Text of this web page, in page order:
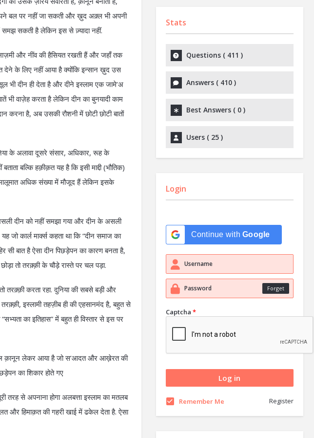
बल पर नहीं जा सकती और ख़ुद अक़्ल भी अपनी
सकती है लेकिन इस से ज़्यादा नहीं.
और नींव की हैसियत रखती हैं और जहाँ तक
देने के लिए नहीं आया है क्योंकि इन्सान ख़ुद उस
दीन ही देता है और दीने इस्लाम एक जामे’अ
भी वाज़ेह करता है लेकिन दीन का बुनयादी काम
करना है, अब उसकी रौशनी में छोटी छोटी बातों
के अलावा दूसरे संसार, अधिकार, रूह के
बल्कि हक़ीक़त यह है कि इसी माद्दी (भौतिक)
मालूमात अधिक संख्या में मौजूद हैं लेकिन इसके
दीन को नहीं समझा गया और दीन के असली
जो कार्ल मार्क्स कहता था कि “दीन समाज का
बात है ऐसा दीन पिछड़ेपन का कारण बनता है,
तो तरक़्क़ी के चौड़े रास्ते पर चल पड़ा.
तरक़्क़ी करता रहा. दुनिया की सबसे बड़ी और
इस्लामी तहज़ीब ही की एहसानमंद है, बहुत से
का इतिहास” में बहुत ही विस्तार से इस पर
क़ानून लेकर आया है जो स’आदत और आख़ेरत की
का शिकार होते गए
तरह से अपनाना होगा अलबत्ता इस्लाम का मतलब
और हिमाक़त की गहरी खाई में ढकेल देता है. ऐसा
Stats
Questions ( 411 )
Answers ( 410)
Best Answers ( 0)
Users ( 25)
Login
Continue with Google
Forget
Captcha *
Remember Me Register